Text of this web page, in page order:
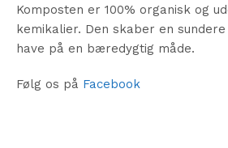
Komposten er 100% organisk og
kemikalier. Den skaber en
have på en bæredygtig måde.
Følg os på Facebook